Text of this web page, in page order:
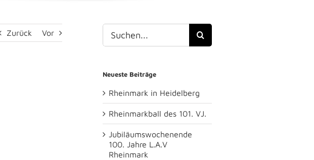
Zurück Vor
Suche
nach:
Neueste Beiträge
Rheinmark in Heidelberg
Rheinmarkball des 101. VJ.
Jubiläumswochenende
100. Jahre L.A.V
Rheinmark